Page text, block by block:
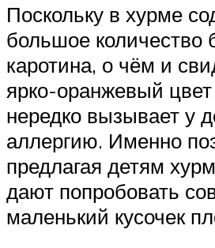
Поскольку в хурме
большое количество
каротина, о чём и
ярко-оранжевый
нередко вызывает у
аллергию. Именно
предлагая детям
дают попробовать
маленький кусочек